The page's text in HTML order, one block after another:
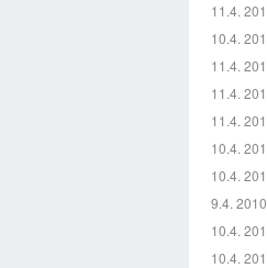
11.4.
10.4.
11.4.
11.4.
11.4.
10.4.
10.4.
9.4.
10.4.
10.4.